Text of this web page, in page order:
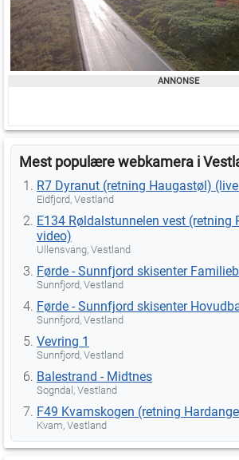
Mest populære webkamera i
R7 Dyranut (retning Haugastøl)
Eidfjord, Vestland
E134 Røldalstunnelen vest (retning
video)
Ullensvang, Vestland
Førde - Sunnfjord skisenter
Sunnfjord, Vestland
Førde - Sunnfjord skisenter
Sunnfjord, Vestland
Vevring 1
Sunnfjord, Vestland
Balestrand - Midtnes
Sogndal, Vestland
F49 Kvamskogen (retning
Kvam, Vestland